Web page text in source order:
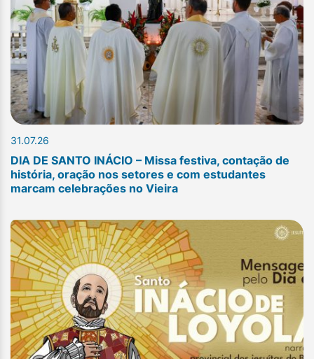
31.07.26
DIA DE SANTO INÁCIO – Missa festiva, contação de
história, oração nos setores e com estudantes
marcam celebrações no Vieira